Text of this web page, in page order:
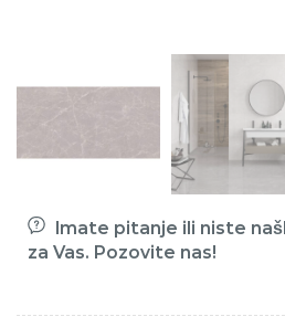
Imate pitanje ili niste
za Vas. Pozovite nas!